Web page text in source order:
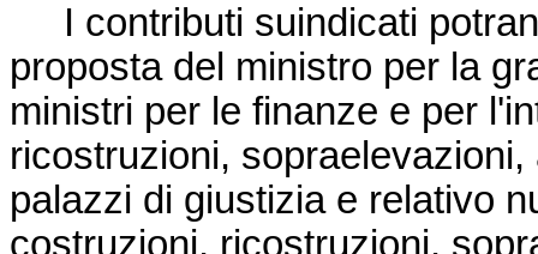
I contributi suindicati
proposta del ministro per la
ministri per le finanze e per
ricostruzioni,
palazzi di giustizia e relativo
costruzioni, ricostruzioni,